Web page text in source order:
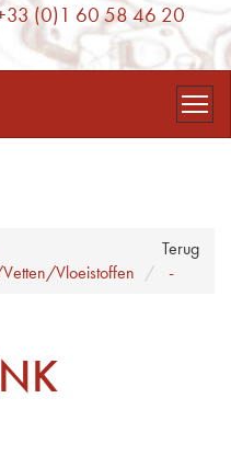
(0)1 60 58 46 20
Terug
Vloeistoffen -